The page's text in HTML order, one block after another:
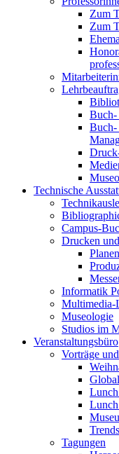
Zum
Zum
Buch-
Buch-
Technische
Campus-
Drucken
Informatik
Multimedia-
Museologie
Studios im
Veranstaltungsbüro
Vorträge
Tagungen